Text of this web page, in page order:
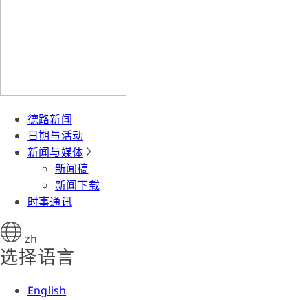
德路新闻
日期与活动
新闻与媒体
新闻稿
新闻下载
时事通讯
zh
选择语言
English